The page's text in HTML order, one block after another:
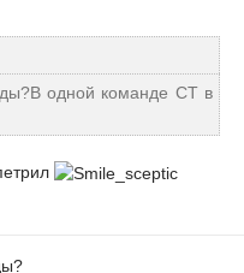
одной команде СТ в